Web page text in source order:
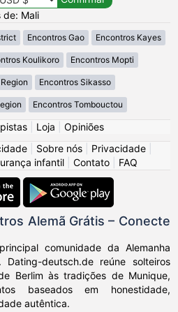
de: Mali
Encontros Gao Encontros Kayes
Koulikoro Encontros Mopti
Encontros Sikasso
Encontros Tombouctou
Loja
Opiniões
Sobre nós Privacidade
infantil Contato FAQ
Alemã Grátis – Conecte
comunidade da Alemanha
Dating-deutsch.de reúne solteiros
Berlim às tradições de Munique,
baseados em honestidade,
autêntica.